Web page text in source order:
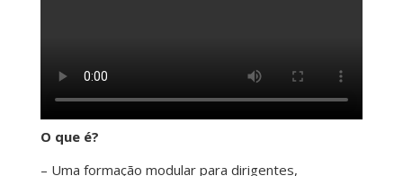
O que é?
– Uma formação modular para dirigentes,